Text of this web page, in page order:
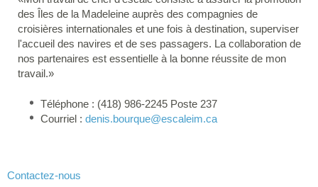
des Îles de la Madeleine auprès des compagnies de
croisières internationales et une fois à destination, superviser
l'accueil des navires et de ses passagers. La collaboration de
nos partenaires est essentielle à la bonne réussite de mon
travail.»
Téléphone : (418) 986-2245 Poste 237
Courriel : denis.bourque@escaleim.ca
Contactez-nous